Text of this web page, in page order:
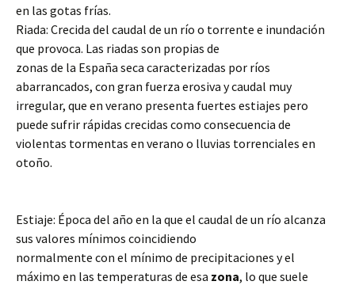
en las gotas frías.
Riada: Crecida del caudal de un río o torrente e inundación
que provoca. Las riadas son propias de
zonas de la España seca caracterizadas por ríos
abarrancados, con gran fuerza erosiva y caudal muy
irregular, que en verano presenta fuertes estiajes pero
puede sufrir rápidas crecidas como consecuencia de
violentas tormentas en verano o lluvias torrenciales en
otoño.
Estiaje: Época del año en la que el caudal de un río alcanza
sus valores mínimos coincidiendo
normalmente con el mínimo de precipitaciones y el
máximo en las temperaturas de esa zona, lo que suele